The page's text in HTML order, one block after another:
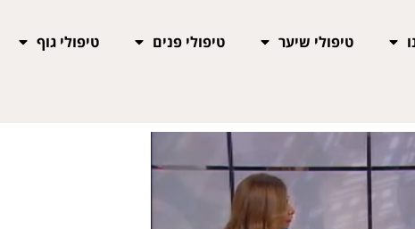
טיפולי שיער טיפולי פנים טיפולי גוף